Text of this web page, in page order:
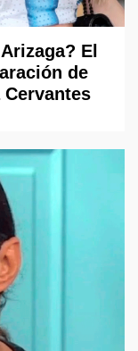
El
de
Cervantes